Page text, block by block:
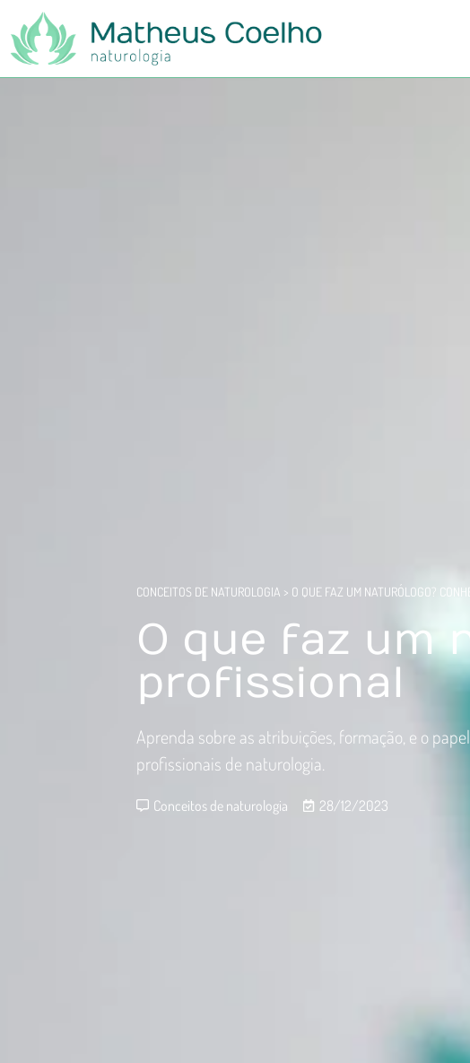
CONCEITOS DE NATUROLOGIA > O QUE FAZ UM NATURÓLOGO?
O que faz um
profissional
Aprenda sobre as atribuições, formação, e o
profissionais de naturologia.
Conceitos de naturologia 28/12/2023